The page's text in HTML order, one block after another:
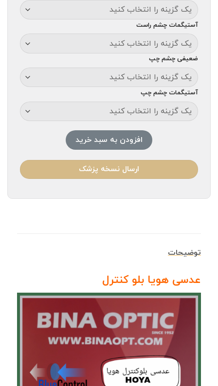
آستیگمات چشم راست
ضعیفی چشم چپ
آستیگمات چشم چپ
افزودن به سبد خرید
ارسال نسخه پزشک
توضیحات
عدسی هویا بلو کنترل